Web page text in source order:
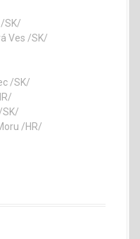
SK/
Ves /SK/
/SK/
SK/
/HR/